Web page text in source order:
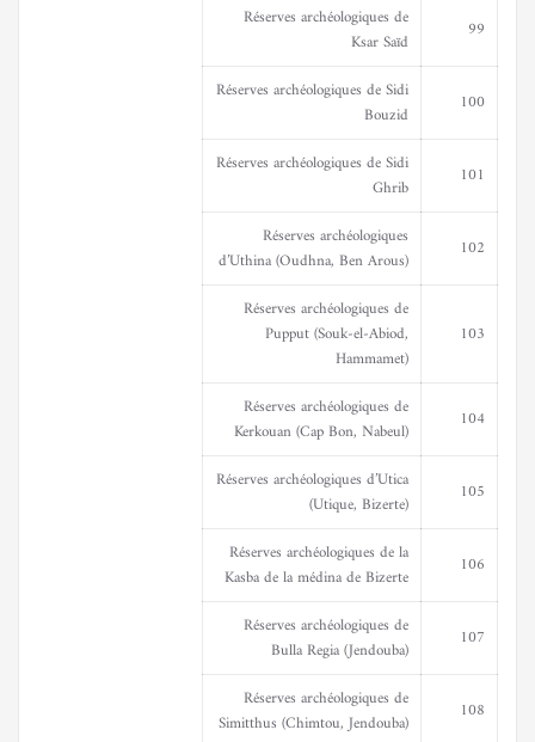
99
Réserves archéologiques de
Ksar Saïd
100
Réserves archéologiques de Sidi
Bouzid
101
Réserves archéologiques de Sidi
Ghrib
102
Réserves archéologiques
d’Uthina (Oudhna, Ben Arous)
103
Réserves archéologiques de
Pupput (Souk-el-Abiod,
Hammamet)
104
Réserves archéologiques de
Kerkouan (Cap Bon, Nabeul)
105
Réserves archéologiques d’Utica
(Utique, Bizerte)
106
Réserves archéologiques de la
Kasba de la médina de Bizerte
107
Réserves archéologiques de
Bulla Regia (Jendouba)
108
Réserves archéologiques de
Simitthus (Chimtou, Jendouba)